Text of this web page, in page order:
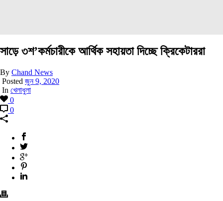
সাড়ে ৩শ’কর্মচারীকে আর্থিক সহায়তা দিচ্ছে ক্রিকেটাররা
By Chand News
Posted জুন 9, 2020
In খেলাধুলা
0
0